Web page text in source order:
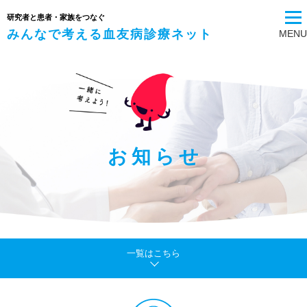
研究者と患者・家族をつなぐ
みんなで考える血友病診療ネット MENU
お知らせ
一覧はこちら